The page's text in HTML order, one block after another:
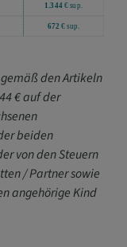
den Artikeln
€ auf der
beiden
von den Steuern
/ Partner sowie
angehörige Kind